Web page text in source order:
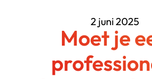
Onze
2 juni 2025
Moet je